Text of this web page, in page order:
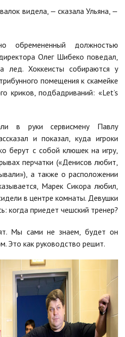
видела, — сказала Ульяна, —
обремененный должностью
Олег Шибеко поведал,
лед. Хоккеисты собираются у
помещения к скамейке
криков, подбадриваний: «Let’s
в руки сервисмену Павлу
и показал, куда игроки
берут с собой клюшек на игру,
перчатки («Денисов любит,
а также о расположении
Марек Сикора любил,
в центре комнаты. Девушки
когда приедет чешский тренер?
Мы сами не знаем, будет он
Это как руководство решит.